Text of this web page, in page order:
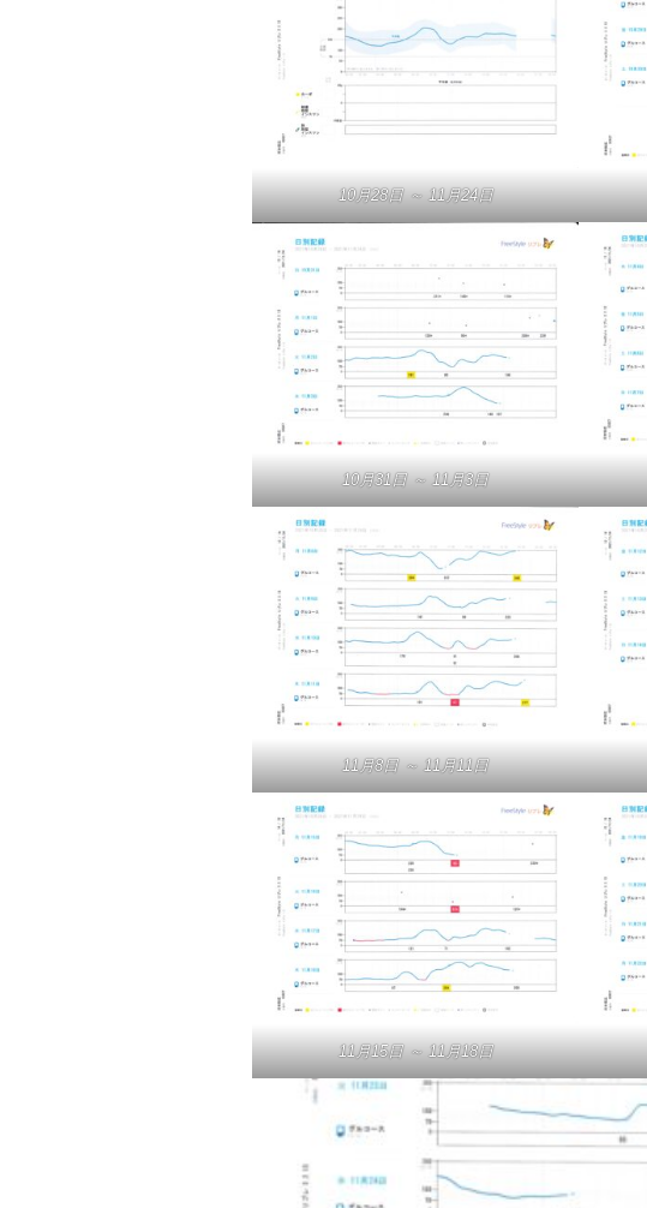
10月28日 ～ 11月24日
10月31日 ～ 11月3日
11月8日 ～ 11月11日
11月15日 ～ 11月18日